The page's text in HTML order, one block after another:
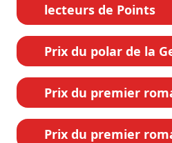
lecteurs de Points
Prix du polar de la
Prix du premier
Prix du premier